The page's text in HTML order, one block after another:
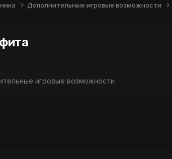
Дополнительные игровые возможности
игровые возможности